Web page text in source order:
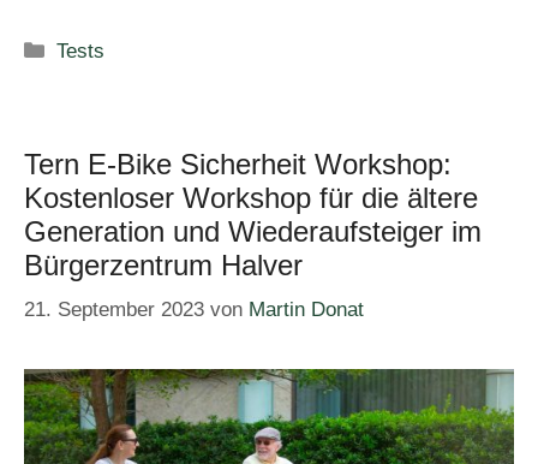
Kategorien
Tests
Tern E-Bike Sicherheit Workshop:
Kostenloser Workshop für die ältere
Generation und Wiederaufsteiger im
Bürgerzentrum Halver
21. September 2023 von Martin Donat